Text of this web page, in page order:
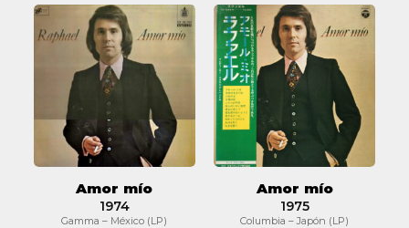
Amor
mío
Amor mío
1974
Gamma – México (LP)
Amor
mío
Amor mío
1975
Columbia – Japón (LP)